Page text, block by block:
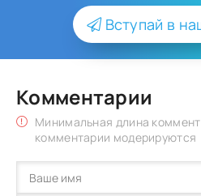
Вступай в
Комментарии
Минимальная длина
комментарии модерируются